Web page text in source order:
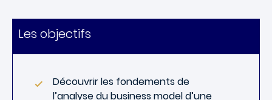
Les objectifs
Découvrir les fondements de
l’analyse du business model d’une